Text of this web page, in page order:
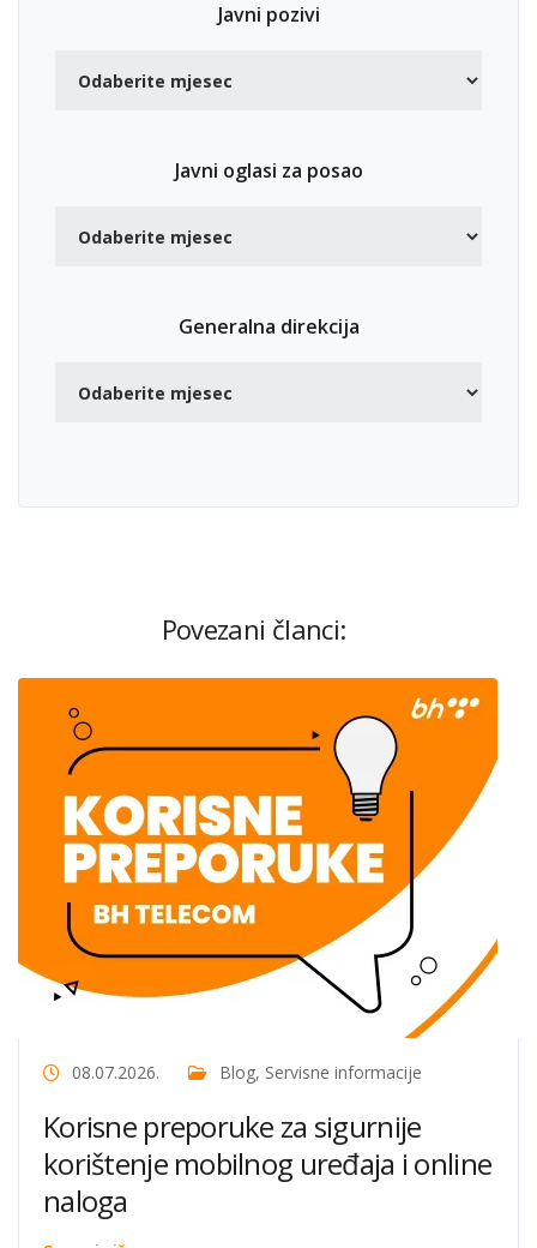
Javni pozivi
Javni oglasi za posao
Generalna direkcija
Povezani članci:
08.07.2026. Blog, Servisne informacije
Korisne preporuke za sigurnije
korištenje mobilnog uređaja i online
naloga